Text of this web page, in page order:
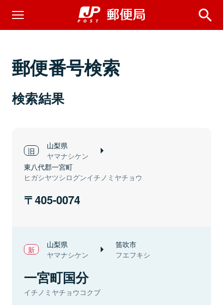
郵便番号検索
検索結果
山梨県
ヤマナシケン
東八代郡一宮町
ヒガシヤツシログンイチノミヤチョウ
405-0074
山梨県
ヤマナシケン
笛吹市
フエフキシ
一宮町国分
イチノミヤチョウコクブ